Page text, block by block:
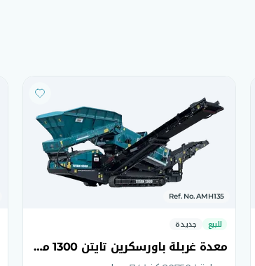
Ref. No. AMH135
للبيع
جديدة
معدة غربلة باورسكرين تايتن 1300 موديل 2026